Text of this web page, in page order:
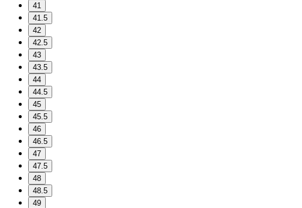
41
41.5
42
42.5
43
43.5
44
44.5
45
45.5
46
46.5
47
47.5
48
48.5
49